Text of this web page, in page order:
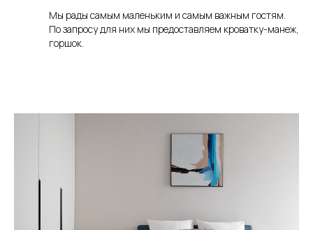
Мы рады самым маленьким и самым важным гостям.
По запросу для них мы предоставляем кроватку-манеж,
горшок.